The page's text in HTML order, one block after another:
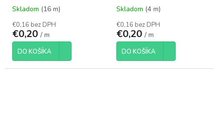
Skladom (16 m)
€0,16 bez DPH
€0,20 / m
DO KOŠÍKA
Skladom (4 m)
€0,16 bez DPH
€0,20 / m
DO KOŠÍKA